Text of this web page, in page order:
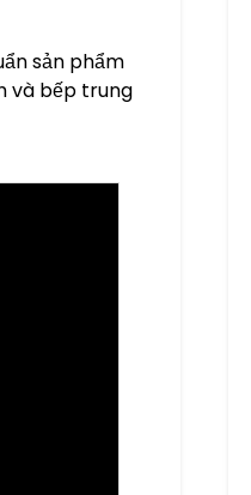
sản phẩm
và bếp trung